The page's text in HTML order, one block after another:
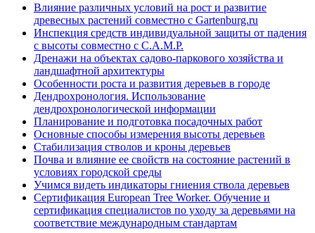
Влияние различных условий на рост и развитие
древесных растений совместно с Gartenburg.ru
Инспекция средств индивидуальной защиты от падения
с высоты совместно с C.A.M.P.
Дренажи на объектах садово-паркового хозяйства и
ландшафтной архитектуры
Особенности роста и развития деревьев в городе
Дендрохронология. Использование
дендрохронологической информации
Планирование и подготовка посадочных работ
Основные способы измерения высоты деревьев
Стабилизация стволов и кроны деревьев
Почва и влияние ее свойств на состояние растений в
условиях городской среды
Учимся видеть индикаторы гниения ствола деревьев
Сертификация European Tree Worker. Обучение и
сертификация специалистов по уходу за деревьями на
соответствие международным стандартам